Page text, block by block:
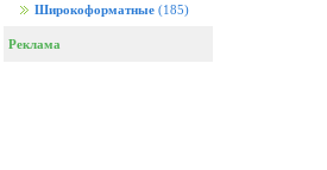
Широкоформатные (185)
Реклама